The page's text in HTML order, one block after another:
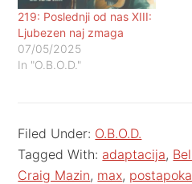
219: Poslednji od nas XIII:
Ljubezen naj zmaga
07/05/2025
In "O.B.O.D."
Filed Under: O.B.O.D.
Tagged With: adaptacija,
Craig Mazin, max,